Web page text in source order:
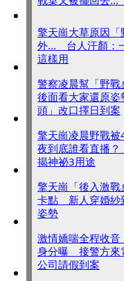
擎天崗大草原因
外... 台人汗顏：
這樣用
警察凌晨幫「野
後面看大家還原
頭」改口擇日到案
擎天崗凌晨野戰
夜到底誰看直播
揭神祕3用途
擎天崗「後入激
卡點 新人穿婚紗
姿勢
激情嬌喘全程收
身分曝 接警方來
公司請假到案